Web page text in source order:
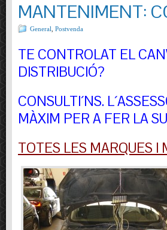
MANTENIMENT:
General Postvenda
TE CONTROLAT EL
DISTRIBUCIÓ?
CONSULTI´NS.
MÀXIM PER A FER LA
TOTES LES MARQUES I